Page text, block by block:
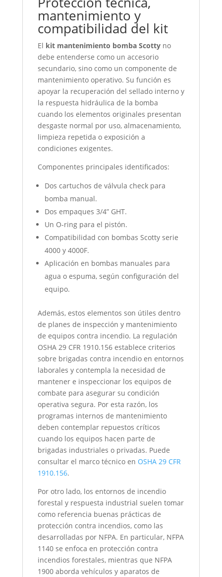
mantenimiento y
compatibilidad del kit
El kit mantenimiento bomba Scottyno
debe entenderse como un accesorio
secundario, sino como un componente de
mantenimiento operativo. Su función es
apoyar la recuperación del sellado interno y
la respuesta hidráulica de la bomba
cuando los elementos originales presentan
desgaste normal por uso, almacenamiento,
limpieza repetida o exposición a
condiciones exigentes.
Componentes principales identificados:
Dos cartuchos de válvula check para
bomba manual.
Dos empaques 3/4” GHT.
Un O-ring para el pistón.
Compatibilidad con bombas Scotty serie
4000 y 4000F.
Aplicación en bombas manuales para
agua o espuma, según configuración del
equipo.
Además, estos elementos son útiles dentro
de planes de inspección y mantenimiento
de equipos contra incendio. La regulación
OSHA 29 CFR 1910.156 establece criterios
sobre brigadas contra incendio en entornos
laborales y contempla la necesidad de
mantener e inspeccionar los equipos de
combate para asegurar su condición
operativa segura. Por esta razón, los
programas internos de mantenimiento
deben contemplar repuestos críticos
cuando los equipos hacen parte de
brigadas industriales o privadas. Puede
consultar el marco técnico en OSHA 29 CFR
1910.156.
Por otro lado, los entornos de incendio
forestal y respuesta industrial suelen tomar
como referencia buenas prácticas de
protección contra incendios, como las
desarrolladas por NFPA. En particular, NFPA
1140 se enfoca en protección contra
incendios forestales, mientras que NFPA
1900 aborda vehículos y aparatos de